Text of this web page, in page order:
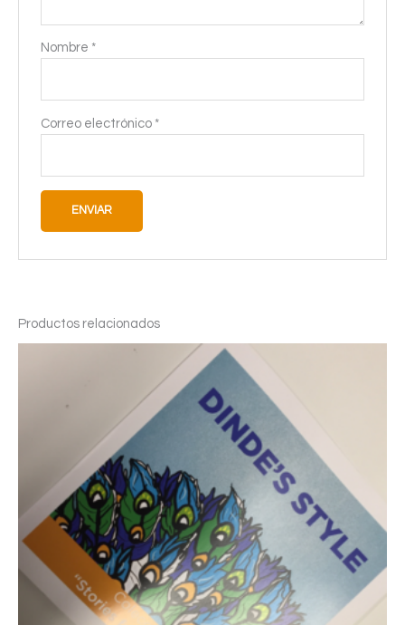
Nombre *
Correo electrónico *
Productos relacionados